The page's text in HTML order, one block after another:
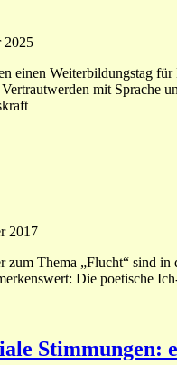
2025
einen Weiterbildungstag
mit Sprache
2017
Thema „Flucht“ sind
Die poetische
Stimmungen: